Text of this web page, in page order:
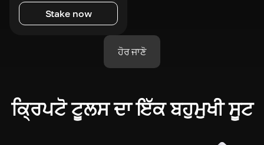
Stake now
ਹੋਰ ਜਾਣੋ
ਕ੍ਰਿਪਟੋ ਟੂਲਸ ਦਾ ਇੱਕ ਬਹੁਮੁਖੀ ਸੂਟ